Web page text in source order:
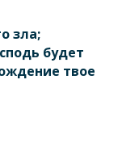
зла;
будет
твое